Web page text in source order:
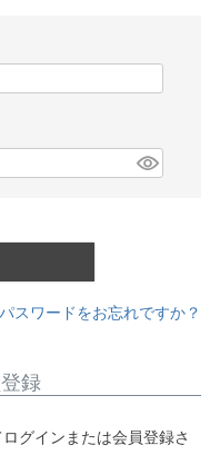
パスワードをお忘れですか？
録
グインまたは会員登録さ